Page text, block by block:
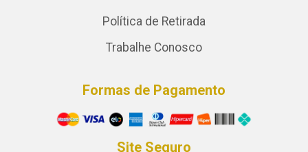
Política de Retirada
Trabalhe Conosco
Formas de Pagamento
Site Seguro